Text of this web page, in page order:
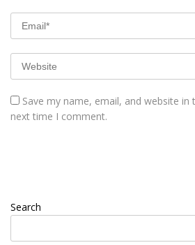
Save my name, email, and website
next time I comment.
Search